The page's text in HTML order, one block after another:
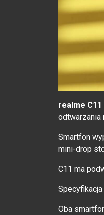
realme C11
odtwarzania
Smartfon
mini-drop
C11 ma
Oba